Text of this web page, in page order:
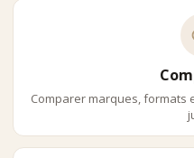
Comparer marques,